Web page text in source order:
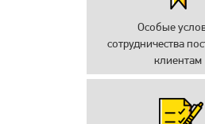
Особые
сотрудничества
клиентам